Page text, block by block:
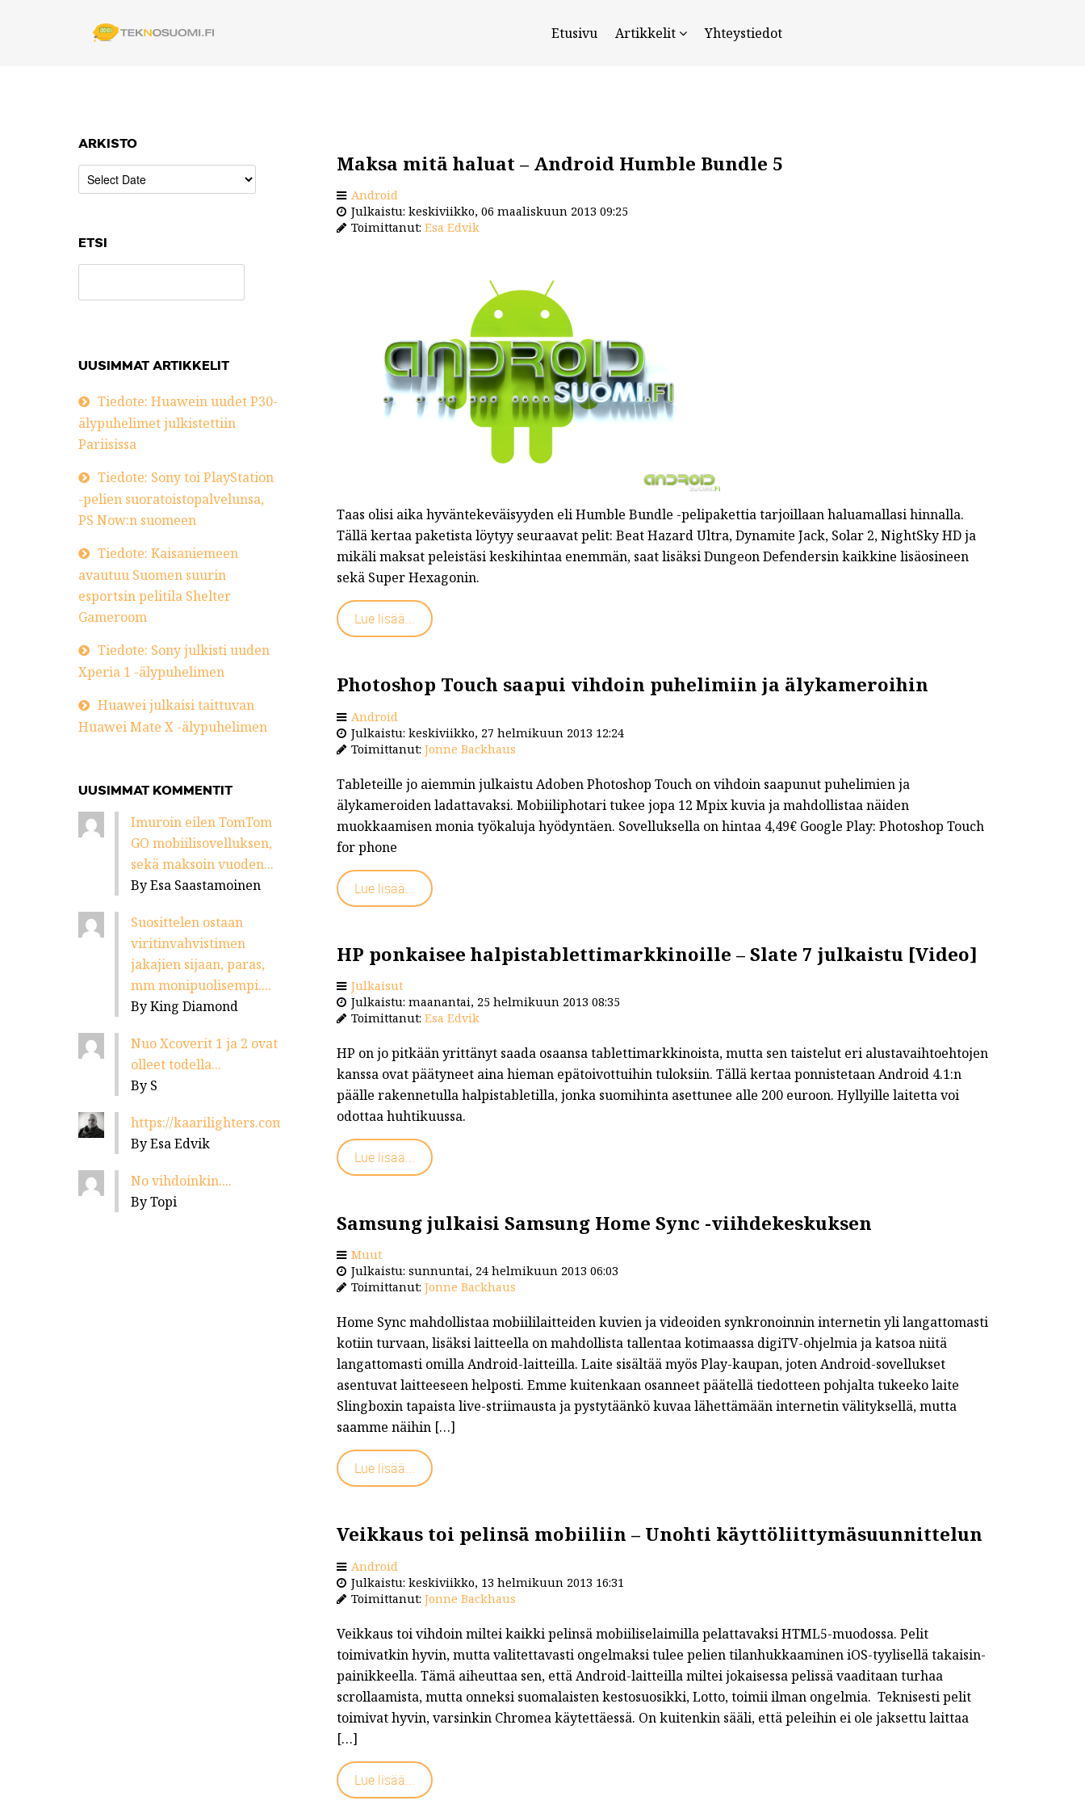
Etusivu Artikkelit Yhteystiedot
Maksa mitä haluat – Android Humble Bundle 5
Android
Julkaistu: keskiviikko, 06 maaliskuun 2013 09:25
Toimittanut: Esa Edvik
Taas olisi aika hyväntekeväisyyden eli Humble Bundle -pelipakettia tarjoillaan haluamallasi hinnalla.
Tällä kertaa paketista löytyy seuraavat pelit: Beat Hazard Ultra, Dynamite Jack, Solar 2, NightSky HD ja
mikäli maksat peleistäsi keskihintaa enemmän, saat lisäksi Dungeon Defendersin kaikkine lisäosineen
sekä Super Hexagonin.
Lue lisää...
Photoshop Touch saapui vihdoin puhelimiin ja älykameroihin
Android
Julkaistu: keskiviikko, 27 helmikuun 2013 12:24
Toimittanut: Jonne Backhaus
Tableteille jo aiemmin julkaistu Adoben Photoshop Touch on vihdoin saapunut puhelimien ja
älykameroiden ladattavaksi. Mobiiliphotari tukee jopa 12 Mpix kuvia ja mahdollistaa näiden
muokkaamisen monia työkaluja hyödyntäen. Sovelluksella on hintaa 4,49€ Google Play: Photoshop Touch
for phone
Lue lisää...
HP ponkaisee halpistablettimarkkinoille – Slate 7 julkaistu [Video]
Julkaisut
Julkaistu: maanantai, 25 helmikuun 2013 08:35
Toimittanut: Esa Edvik
HP on jo pitkään yrittänyt saada osaansa tablettimarkkinoista, mutta sen taistelut eri alustavaihtoehtojen
kanssa ovat päätyneet aina hieman epätoivottuihin tuloksiin. Tällä kertaa ponnistetaan Android 4.1:n
päälle rakennetulla halpistabletilla, jonka suomihinta asettunee alle 200 euroon. Hyllyille laitetta voi
odottaa huhtikuussa.
Lue lisää...
Samsung julkaisi Samsung Home Sync -viihdekeskuksen
Muut
Julkaistu: sunnuntai, 24 helmikuun 2013 06:03
Toimittanut: Jonne Backhaus
Home Sync mahdollistaa mobiililaitteiden kuvien ja videoiden synkronoinnin internetin yli langattomasti
kotiin turvaan, lisäksi laitteella on mahdollista tallentaa kotimaassa digiTV-ohjelmia ja katsoa niitä
langattomasti omilla Android-laitteilla. Laite sisältää myös Play-kaupan, joten Android-sovellukset
asentuvat laitteeseen helposti. Emme kuitenkaan osanneet päätellä tiedotteen pohjalta tukeeko laite
Slingboxin tapaista live-striimausta ja pystytäänkö kuvaa lähettämään internetin välityksellä, mutta
saamme näihin […]
Lue lisää...
Veikkaus toi pelinsä mobiiliin – Unohti käyttöliittymäsuunnittelun
Android
Julkaistu: keskiviikko, 13 helmikuun 2013 16:31
Toimittanut: Jonne Backhaus
Veikkaus toi vihdoin miltei kaikki pelinsä mobiiliselaimilla pelattavaksi HTML5-muodossa. Pelit
toimivatkin hyvin, mutta valitettavasti ongelmaksi tulee pelien tilanhukkaaminen iOS-tyylisellä takaisin-
painikkeella. Tämä aiheuttaa sen, että Android-laitteilla miltei jokaisessa pelissä vaaditaan turhaa
scrollaamista, mutta onneksi suomalaisten kestosuosikki, Lotto, toimii ilman ongelmia. Teknisesti pelit
toimivat hyvin, varsinkin Chromea käytettäessä. On kuitenkin sääli, että peleihin ei ole jaksettu laittaa
[…]
Lue lisää...
ARKISTO
ETSI
UUSIMMAT ARTIKKELIT
Tiedote: Huawein uudet P30-
älypuhelimet julkistettiin
Pariisissa
Tiedote: Sony toi PlayStation
-pelien suoratoistopalvelunsa,
PS Now:n suomeen
Tiedote: Kaisaniemeen
avautuu Suomen suurin
esportsin pelitila Shelter
Gameroom
Tiedote: Sony julkisti uuden
Xperia 1 -älypuhelimen
Huawei julkaisi taittuvan
Huawei Mate X -älypuhelimen
UUSIMMAT KOMMENTIT
Imuroin eilen TomTom
GO mobiilisovelluksen,
sekä maksoin vuoden...
By Esa Saastamoinen
Suosittelen ostaan
viritinvahvistimen
jakajien sijaan, paras,
mm monipuolisempi....
By King Diamond
Nuo Xcoverit 1 ja 2 ovat
olleet todella...
By S
https://kaarilighters.com/jalleenmyyjat/...
By Esa Edvik
No vihdoinkin....
By Topi